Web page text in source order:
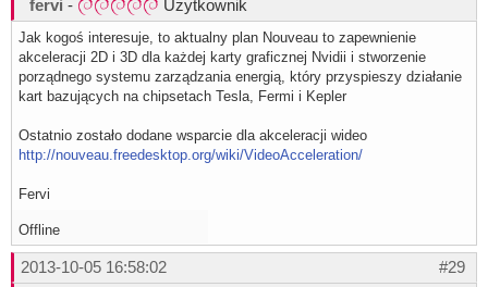
fervi - Użytkownik
Jak kogoś interesuje, to aktualny plan Nouveau to zapewnienie
akceleracji 2D i 3D dla każdej karty graficznej Nvidii i stworzenie
porządnego systemu zarządzania energią, który przyspieszy działanie
kart bazujących na chipsetach Tesla, Fermi i Kepler
Ostatnio zostało dodane wsparcie dla akceleracji wideo
http://nouveau.freedesktop.org/wiki/VideoAcceleration/
Fervi
Offline
#29
2013-10-05 16:58:02